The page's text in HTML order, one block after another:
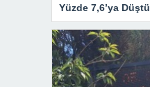
Yüzde 7,6’ya Düştü